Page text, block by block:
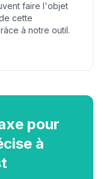
faire l'objet
cette
à notre outil.
pour
à